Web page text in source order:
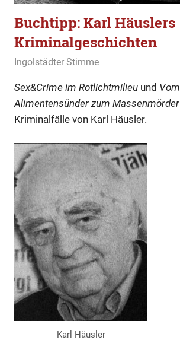
Buchtipp: Karl Häuslers
Kriminalgeschichten
29. Dezember 2019
Ingolstädter Stimme
Sex&Crime im Rotlichtmilieu und Vom
Alimentensünder zum Massenmörder
Kriminalfälle von Karl Häusler.
Karl Häusler